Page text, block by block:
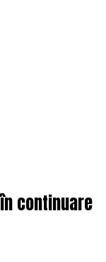
continuare